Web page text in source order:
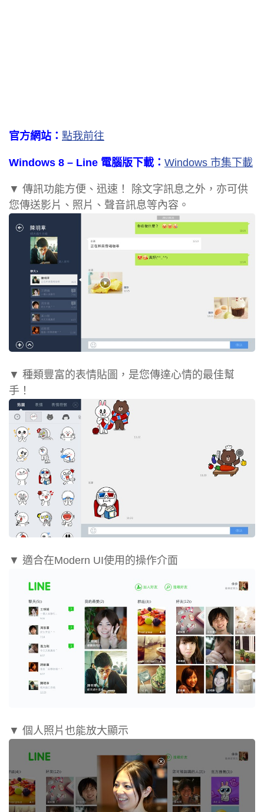
官方網站： 點我前往
Windows 8 – Line 電腦版下載： Windows 市集下載
▼ 傳訊功能方便、迅速！ 除文字訊息之外，亦可供
您傳送影片、照片、聲音訊息等內容。
▼ 種類豐富的表情貼圖，是您傳達心情的最佳幫
手！
▼ 適合在Modern UI使用的操作介面
▼ 個人照片也能放大顯示